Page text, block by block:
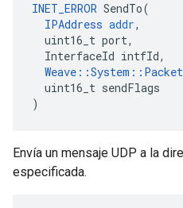
INET_ERROR SendTo(
IPAddress addr,
uint16_t port,
InterfaceId intfId,
Weave ::System ::
uint16_t sendFlags
)
Envía un mensaje UDP a la
especificada.